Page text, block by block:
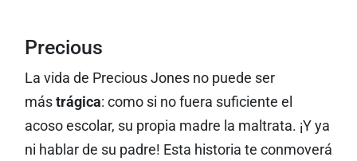
Precious
La vida de Precious Jones no puede ser
más trágica: como si no fuera suficiente el
acoso escolar, su propia madre la maltrata. ¡Y ya
ni hablar de su padre! Esta historia te conmoverá